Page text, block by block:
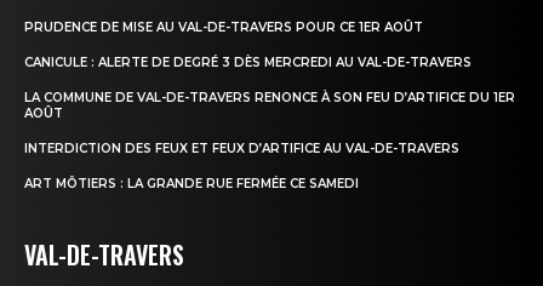
PRUDENCE DE MISE AU VAL-DE-TRAVERS POUR CE 1ER AOÛT
CANICULE : ALERTE DE DEGRÉ 3 DÈS MERCREDI AU VAL-DE-TRAVERS
LA COMMUNE DE VAL-DE-TRAVERS RENONCE À SON FEU D’ARTIFICE DU 1ER
AOÛT
INTERDICTION DES FEUX ET FEUX D’ARTIFICE AU VAL-DE-TRAVERS
ART MÔTIERS : LA GRANDE RUE FERMÉE CE SAMEDI
VAL-DE-TRAVERS